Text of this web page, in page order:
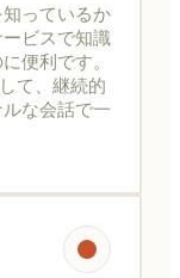
っているか
ビスで知識
便利です。
て、継続的
な会話で一